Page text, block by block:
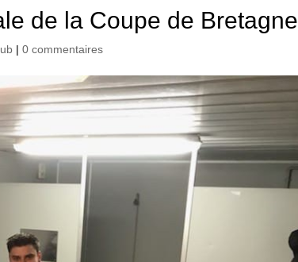
de la Coupe de Bretagne
|0 commentaires